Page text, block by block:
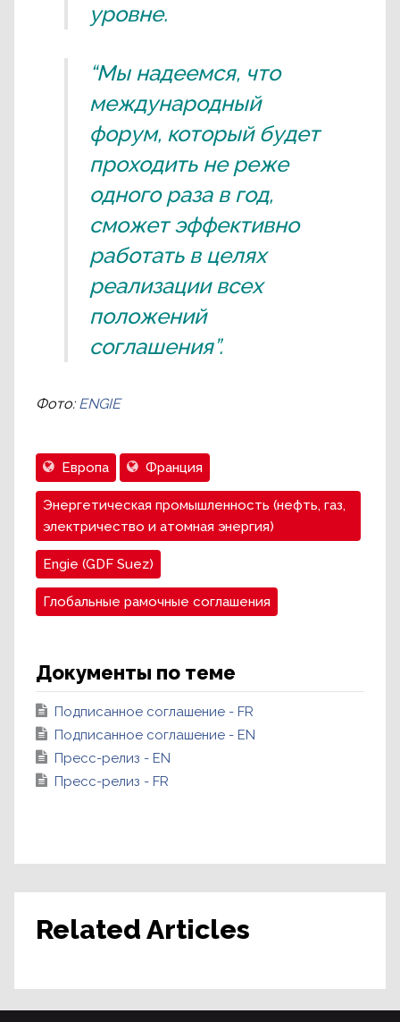
уровне.
“Мы надеемся, что
международный
форум, который будет
проходить не реже
одного раза в год,
сможет эффективно
работать в целях
реализации всех
положений
соглашения”.
Фото: ENGIE
Европа Франция
Энергетическая промышленность (нефть, газ,
электричество и атомная энергия)
Engie (GDF Suez)
Глобальные рамочные соглашения
Документы по теме
Подписанное соглашение - FR
Подписанное соглашение - EN
Пресс-релиз - EN
Пресс-релиз - FR
Related Articles